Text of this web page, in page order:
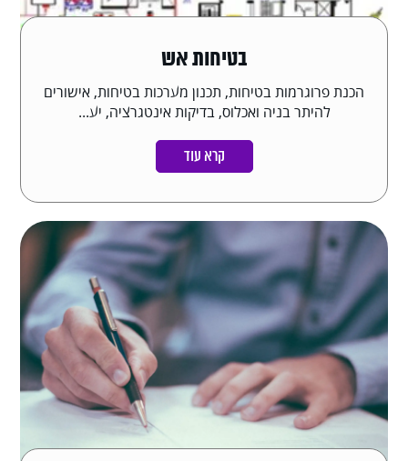
בטיחות אש
הכנת פרוגרמות בטיחות, תכנון מערכות בטיחות, אישורים
להיתר בניה ואכלוס, בדיקות אינטגרציה, יע...
קרא עוד